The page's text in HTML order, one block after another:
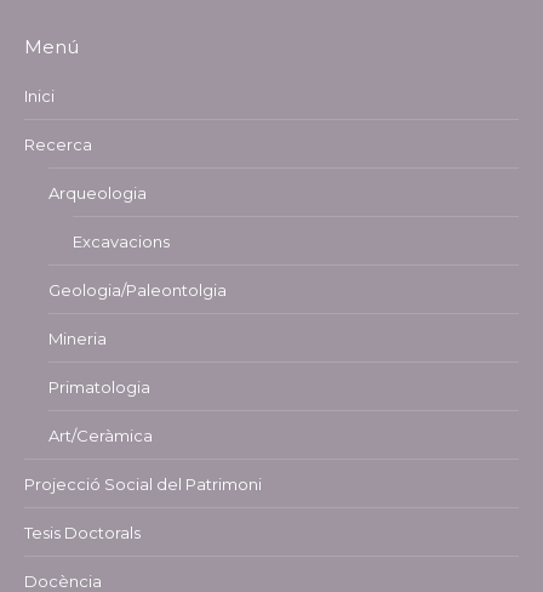
Menú
Inici
Recerca
Arqueologia
Excavacions
Geologia/Paleontolgia
Mineria
Primatologia
Art/Ceràmica
Projecció Social del Patrimoni
Tesis Doctorals
Docència